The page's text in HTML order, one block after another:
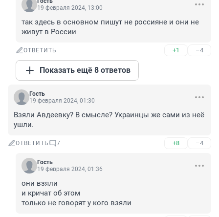
19 февраля 2024, 13:00
так здесь в основном пишут не россияне и они не
живут в России
ОТВЕТИТЬ +1 –4
Показать ещё 8 ответов
Гость
19 февраля 2024, 01:30
Взяли Авдеевку? В смысле? Украинцы же сами из неё
ушли.
ОТВЕТИТЬ 7 +8 –4
Гость
19 февраля 2024, 01:36
они взяли
и кричат об этом
только не говорят у кого взяли